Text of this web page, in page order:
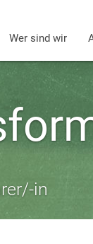
Wer sind wir
in